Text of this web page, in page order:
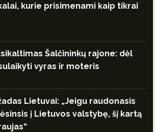
kurie prisimenami kaip tikrai
Šalčininkų rajone: dėl
vyras ir moteris
Lietuvai: „Jeigu raudonasis
į Lietuvos valstybę, šį kartą